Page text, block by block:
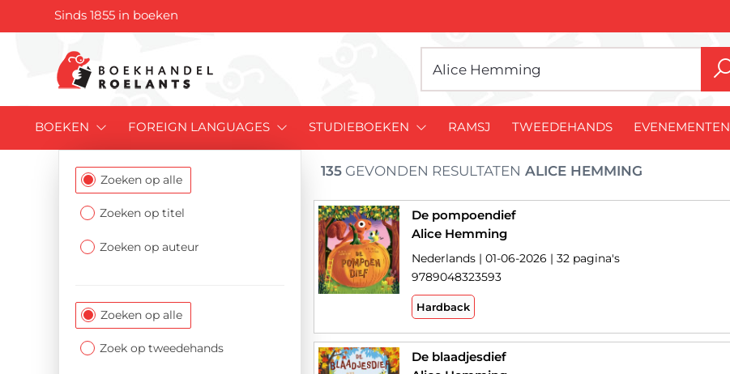
Sinds 1855 in boeken
BOEKEN FOREIGN LANGUAGES STUDIEBOEKEN RAMSJ TWEEDEHANDS EVENEMENTEN
Filtersectie
Zoeken op alle
Zoeken op titel
Zoeken op auteur
Zoeken op alle
Zoek op tweedehands
135 GEVONDEN RESULTATEN ALICE HEMMING
De pompoendief
Alice Hemming
Nederlands | 01-06-2026 | 32 pagina's
9789048323593
Hardback
De blaadjesdief